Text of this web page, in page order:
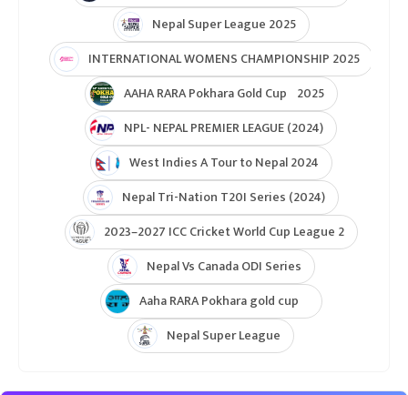
Nepal Super League 2025
INTERNATIONAL WOMENS CHAMPIONSHIP 2025
AAHA RARA Pokhara Gold Cup 2025
NPL- NEPAL PREMIER LEAGUE (2024)
West Indies A Tour to Nepal 2024
Nepal Tri-Nation T20I Series (2024)
2023–2027 ICC Cricket World Cup League 2
Nepal Vs Canada ODI Series
Aaha RARA Pokhara gold cup
Nepal Super League